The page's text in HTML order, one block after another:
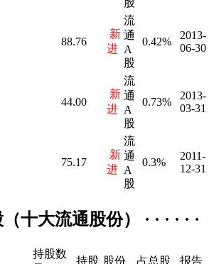
88.76
新
进
流
通
A
股
0.42%
2013-
06-30
44.00
新
进
流
通
A
股
0.73%
2013-
03-31
75.17
新
进
流
通
A
股
0.3%
2011-
12-31
十大流通股份） · · · · · ·
持股数
持股 股份
占总股
报告